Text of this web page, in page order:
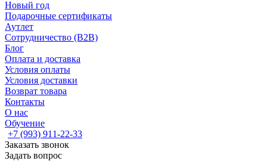
Новый год
Подарочные сертификаты
Аутлет
Сотрудничество (B2B)
Блог
Оплата и доставка
Условия оплаты
Условия доставки
Возврат товара
Контакты
О нас
Обучение
+7 (993) 911-22-33
Заказать звонок
Задать вопрос